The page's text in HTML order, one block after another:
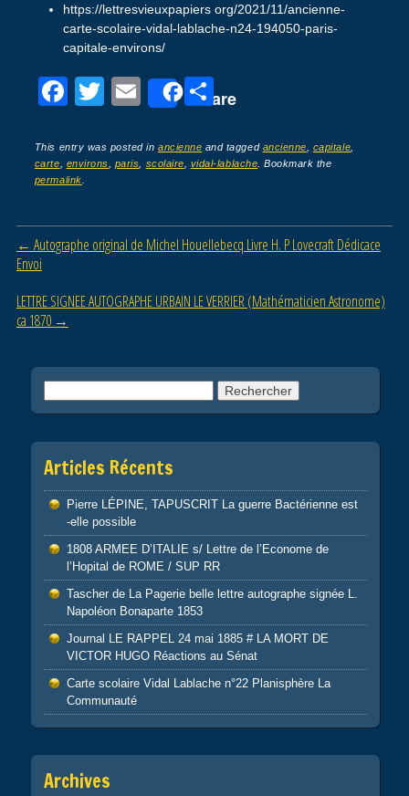
https://lettresvieuxpapiers org/2021/11/ancienne-
carte-scolaire-vidal-lablache-n24-194050-paris-
capitale-environs/
F
c
e
o
k
T
tt
er
E
ail
Share
P
ta
g
This entry was posted inancienne and tagged ancienne capitale
carte
environs paris scolaire vidal-lablache . Bookmark the
permalink
Post navigation
← Autographe original de Michel Houellebecq Livre H. P Lovecraft Dédicace
Envoi
LETTRE SIGNEE AUTOGRAPHE URBAIN LE VERRIER (Mathématicien Astronome)
ca 1870 →
Articles Récents
Pierre LÉPINE, TAPUSCRIT La guerre Bactérienne est
-elle possible
1808 ARMEE D’ITALIE s/ Lettre de l’Econome de
l’Hopital de ROME / SUP RR
Tascher de La Pagerie belle lettre autographe signée L.
Napoléon Bonaparte 1853
Journal LE RAPPEL 24 mai 1885 # LA MORT DE
VICTOR HUGO Réactions au Sénat
Carte scolaire Vidal Lablache n°22 Planisphère La
Communauté
Archives